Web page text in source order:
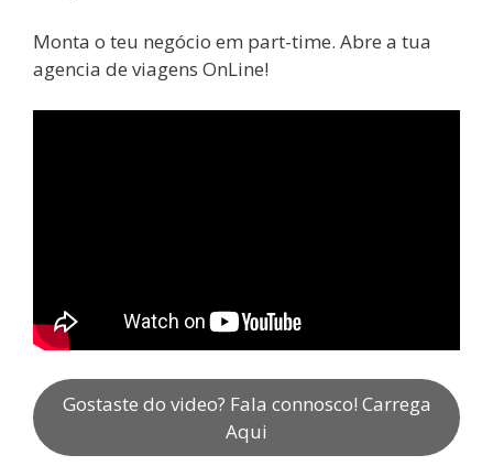
Monta o teu negócio em part-time. Abre a tua
agencia de viagens OnLine!
Gostaste do video? Fala connosco! Carrega
Aqui